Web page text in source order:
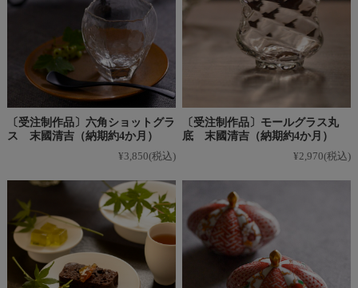
〔受注制作品〕六角ショットグラ
ス 末國清吉（納期約4か月）
¥3,850(税込)
〔受注制作品〕モールグラス丸
底 末國清吉（納期約4か月）
¥2,970(税込)